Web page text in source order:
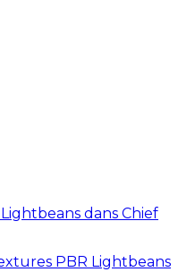
dans Chief
PBR Lightbeans